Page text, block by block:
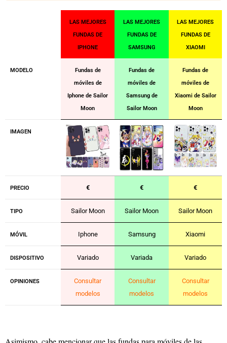
LAS MEJORES
FUNDAS DE
IPHONE
LAS MEJORES
FUNDAS DE
SAMSUNG
LAS MEJORES
FUNDAS DE
XIAOMI
MODELO
Fundas de
móviles de
Iphone de Sailor
Moon
Fundas de
móviles de
Samsung de
Sailor Moon
Fundas de
móviles de
Xiaomi de Sailor
Moon
IMAGEN
PRECIO € € €
TIPO Sailor Moon Sailor Moon Sailor Moon
MÓVIL Iphone Samsung Xiaomi
DISPOSITIVO Variado Variada Variado
OPINIONES
Consultar
modelos
Consultar
modelos
Consultar
modelos